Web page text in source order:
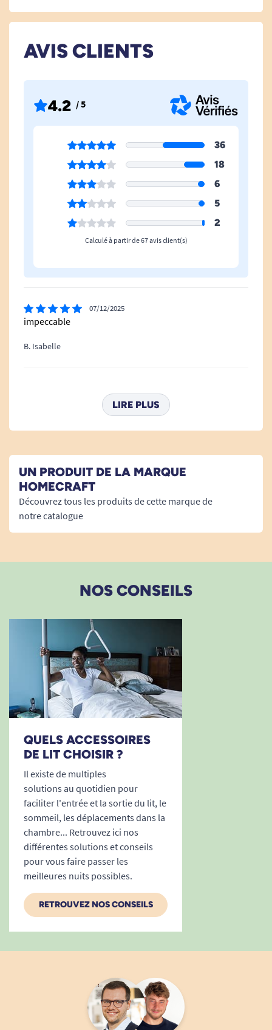
AVIS CLIENTS
4.2 / 5
36
18
6
5
2
Calculé à partir de 67 avis client(s)
07/12/2025
impeccable
B. Isabelle
19/09/2025
conforme.
A. Micheline
Il faudrait également prévoir des patins antidérapant
23/02/2025
achat inutile.erreur de notre part
L. S
1 2 3
LIRE PLUS
UN PRODUIT DE LA MARQUE
HOMECRAFT
Découvrez tous les produits de cette marque de
notre catalogue
NOS CONSEILS
QUELS ACCESSOIRES
DE LIT CHOISIR ?
Il existe de multiples
solutions au quotidien pour
faciliter l'entrée et la sortie du lit, le
sommeil, les déplacements dans la
chambre... Retrouvez ici nos
différentes solutions et conseils
pour vous faire passer les
meilleures nuits possibles.
RETROUVEZ NOS CONSEILS